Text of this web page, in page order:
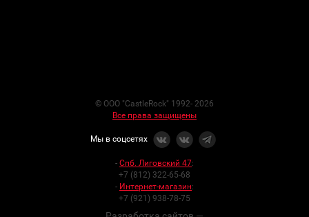
© ООО "CastleRock" 1992- 2026
Все права защищены
Мы в соцсетях
- Спб. Лиговский 47:
+7 (812) 322-65-68
- Интернет-магазин:
+7 (921) 938-78-75